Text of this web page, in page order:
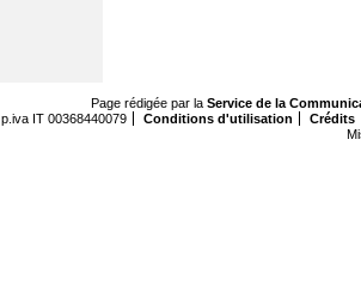
Page rédigée par la Service de la
p.iva IT 00368440079
Conditions d'utilisation
Crédits